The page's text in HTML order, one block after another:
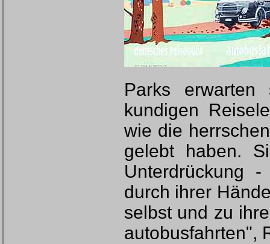
Parks
kundigen
wie die
gelebt haben.
Unterdrückung
durch ihrer
selbst und zu
autobusfahrten",